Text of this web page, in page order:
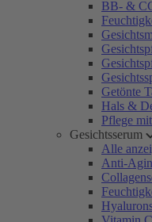
BB- &
Getönte
Hals &
Pflege
Gesichtsserum
Alle
Anti-